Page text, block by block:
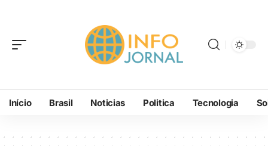
Início Brasil Noticias Politica Tecnologia